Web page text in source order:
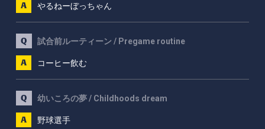
やるねーぼっちゃん
試合前ルーティーン / Pregame routine
コーヒー飲む
幼いころの夢 / Childhoods dream
野球選手